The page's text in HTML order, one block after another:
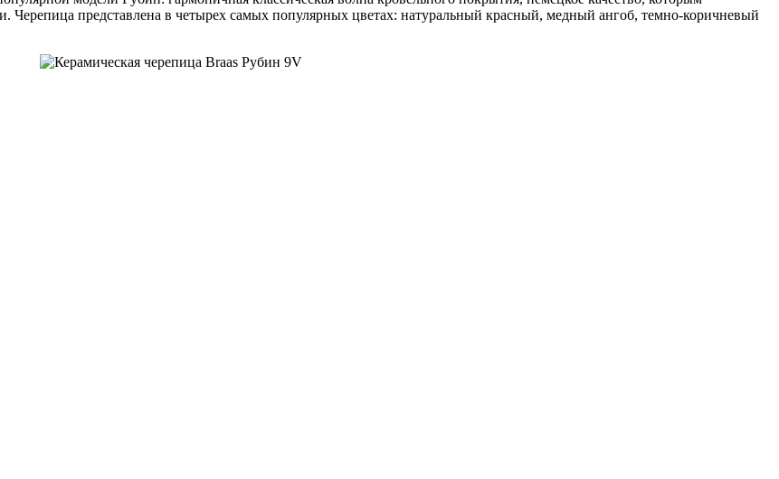
Черепица представлена в четырех самых популярных цветах: натуральный красный, медный ангоб, темно-коричневый